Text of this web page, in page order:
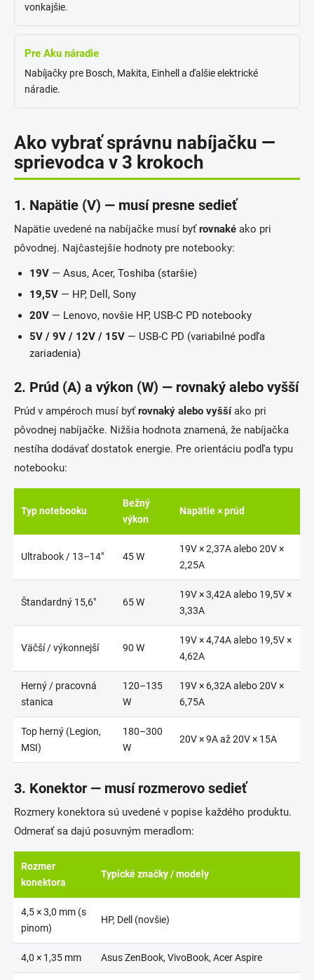
vonkajšie.
Pre Aku náradie
Nabíjačky pre Bosch, Makita, Einhell a ďalšie elektrické
náradie.
Ako vybrať správnu nabíjačku —
sprievodca v 3 krokoch
1. Napätie (V) — musí presne sedieť
Napätie uvedené na nabíjačke musí byťrovnaké ako pri
pôvodnej. Najčastejšie hodnoty pre notebooky:
19V — Asus, Acer, Toshiba (staršie)
19,5V — HP, Dell, Sony
20V — Lenovo, novšie HP, USB-C PD notebooky
5V / 9V / 12V / 15V — USB-C PD (variabilné podľa
zariadenia)
2. Prúd (A) a výkon (W) — rovnaký alebo vyšší
Prúd v ampéroch musí byťrovnaký alebo vyššíako pri
pôvodnej nabíjačke. Nižšia hodnota znamená, že nabíjačka
nestíha dodávať dostatok energie. Pre orientáciu podľa typu
notebooku:
Typ notebooku
Bežný
výkon
Napätie × prúd
Ultrabook / 13–14" 45 W
19V × 2,37A alebo 20V ×
2,25A
Štandardný 15,6" 65 W
19V × 3,42A alebo 19,5V ×
3,33A
Väčší / výkonnejší 90 W
19V × 4,74A alebo 19,5V ×
4,62A
Herný / pracovná
stanica
120–135
W
19V × 6,32A alebo 20V ×
6,75A
Top herný (Legion,
MSI)
180–300
W
20V × 9A až 20V × 15A
3. Konektor — musí rozmerovo sedieť
Rozmery konektora sú uvedené v popise každého produktu.
Odmerať sa dajú posuvným meradlom:
Rozmer
konektora
Typické značky / modely
4,5 × 3,0 mm (s
pinom)
HP, Dell (novšie)
4,0 × 1,35 mm Asus ZenBook, VivoBook, Acer Aspire